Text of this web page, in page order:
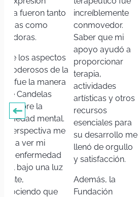
fueron tanto
como
de los aspectos
poderosos de la
fue la manera
Candelas
sobre la
mental.
perspectiva me
a ver mi
enfermedad
bajo una luz
que
increíblemente
conmovedor.
Saber que mi
apoyo ayudó a
proporcionar
terapia,
actividades
artísticas y otros
recursos
esenciales para
su desarrollo me
llenó de orgullo
y satisfacción.
Además, la
Fundación